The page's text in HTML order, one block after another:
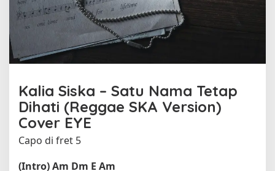
a
p
D
i
a
i
o
l
a
Kalia Siska – Satu Nama Tetap
Dihati (Reggae SKA Version)
Cover EYE
Capo di fret 5
(Intro)Am Dm E Am